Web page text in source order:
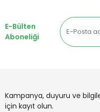
E-Bülten
Aboneliği
Kampanya, duyuru ve
için kayıt olun.